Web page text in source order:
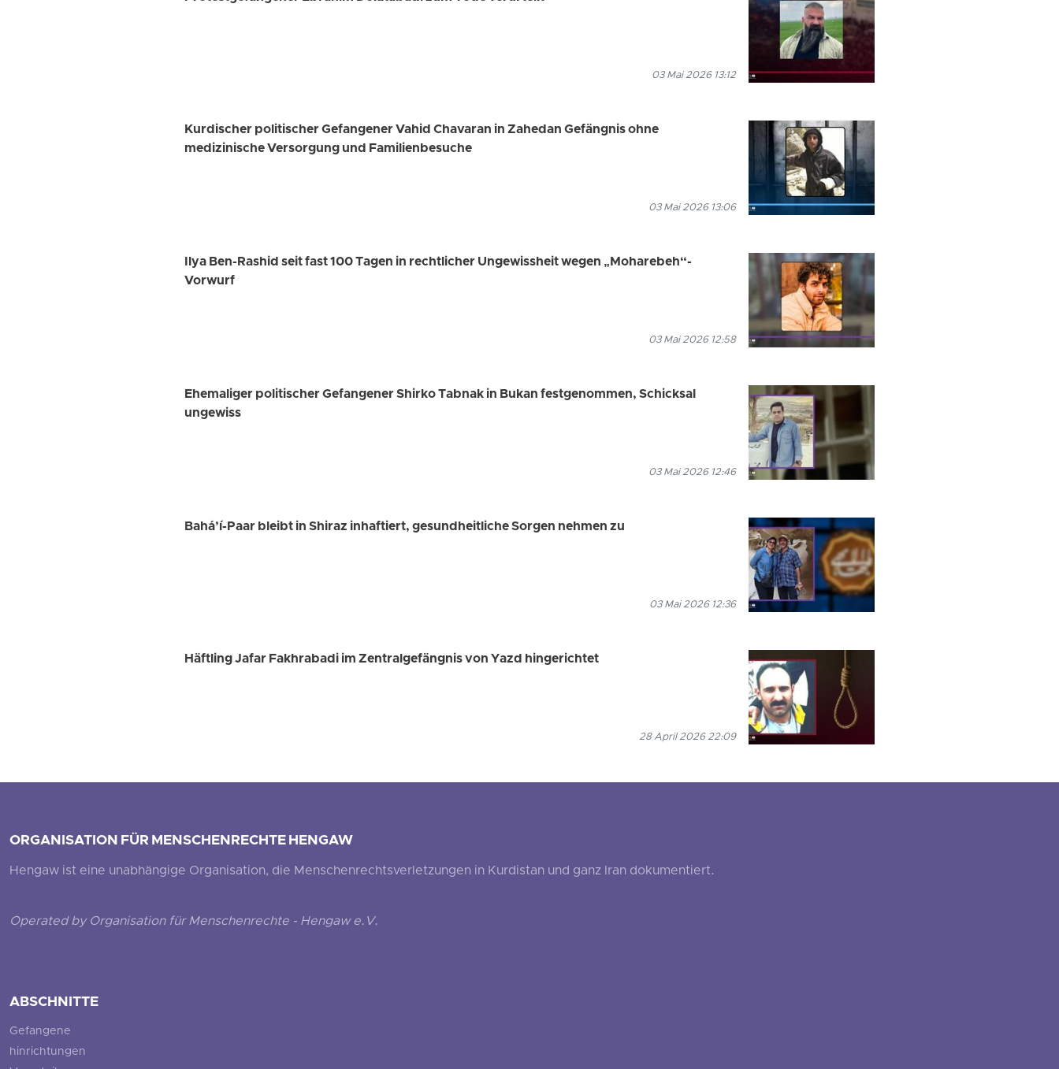
03 Mai 2026 13:12
Kurdischer politischer Gefangener Vahid Chavaran in Zahedan Gefängnis ohne
medizinische Versorgung und Familienbesuche
03 Mai 2026 13:06
Ilya Ben-Rashid seit fast 100 Tagen in rechtlicher Ungewissheit wegen „Moharebeh“-
Vorwurf
03 Mai 2026 12:58
Ehemaliger politischer Gefangener Shirko Tabnak in Bukan festgenommen, Schicksal
ungewiss
03 Mai 2026 12:46
Bahá’í-Paar bleibt in Shiraz inhaftiert, gesundheitliche Sorgen nehmen zu
03 Mai 2026 12:36
Häftling Jafar Fakhrabadi im Zentralgefängnis von Yazd hingerichtet
28 April 2026 22:09
ORGANISATION FÜR MENSCHENRECHTE HENGAW
Hengaw ist eine unabhängige Organisation, die Menschenrechtsverletzungen in Kurdistan und ganz Iran dokumentiert.
Operated by Organisation für Menschenrechte - Hengaw e.V.
ABSCHNITTE
Gefangene
hinrichtungen